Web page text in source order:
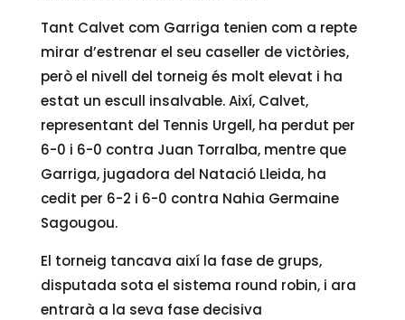
Tant Calvet com Garriga tenien com a repte
mirar d’estrenar el seu caseller de victòries,
però el nivell del torneig és molt elevat i ha
estat un escull insalvable. Així, Calvet,
representant del Tennis Urgell, ha perdut per
6-0 i 6-0 contra Juan Torralba, mentre que
Garriga, jugadora del Natació Lleida, ha
cedit per 6-2 i 6-0 contra Nahia Germaine
Sagougou.
El torneig tancava així la fase de grups,
disputada sota el sistema round robin, i ara
entrarà a la seva fase decisiva